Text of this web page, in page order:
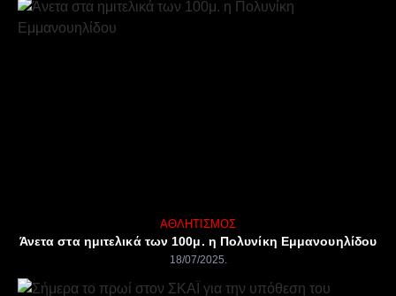
ΑΘΛΗΤΙΣΜΌΣ
Άνετα στα ημιτελικά των 100μ. η Πολυνίκη Εμμανουηλίδου
18/07/2025